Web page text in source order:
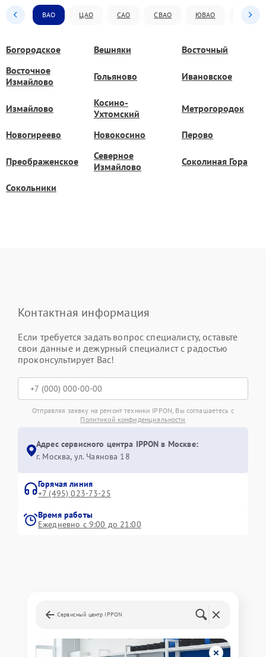
ВАО ЦАО САО СВАО ЮВАО ЮАО
Богородское Вешняки
Восточный
Восточное
Измайлово
Гольяново Ивановское
Измайлово
Косино-
Ухтомский
Метрогородок
Новогиреево Новокосино Перово
Преображенское
Северное
Измайлово
Соколиная Гора
Сокольники
Контактная информация
Если требуется задать вопрос специалисту, оставьте
свои данные и дежурный специалист с радостью
проконсультирует Вас!
Отправляя заявку на ремонт техники IPPON, Вы соглашаетесь с
Политикой конфиденциальности
Адрес сервисного центра IPPON в Москве:
г. Москва, ул. Чаянова 18
Горячая линия
+7 (495) 023-73-25
Время работы
Ежедневно с 9:00 до 21:00
Сервисный центр IPPON